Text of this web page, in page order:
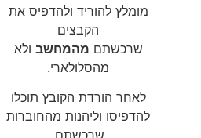
מומלץ להוריד ולהדפיס את
הקבצים
שרכשתם מהמחשב ולא
מהסלולארי.
לאחר הורדת הקובץ תוכלו
להדפיסו וליהנות מהחוברות